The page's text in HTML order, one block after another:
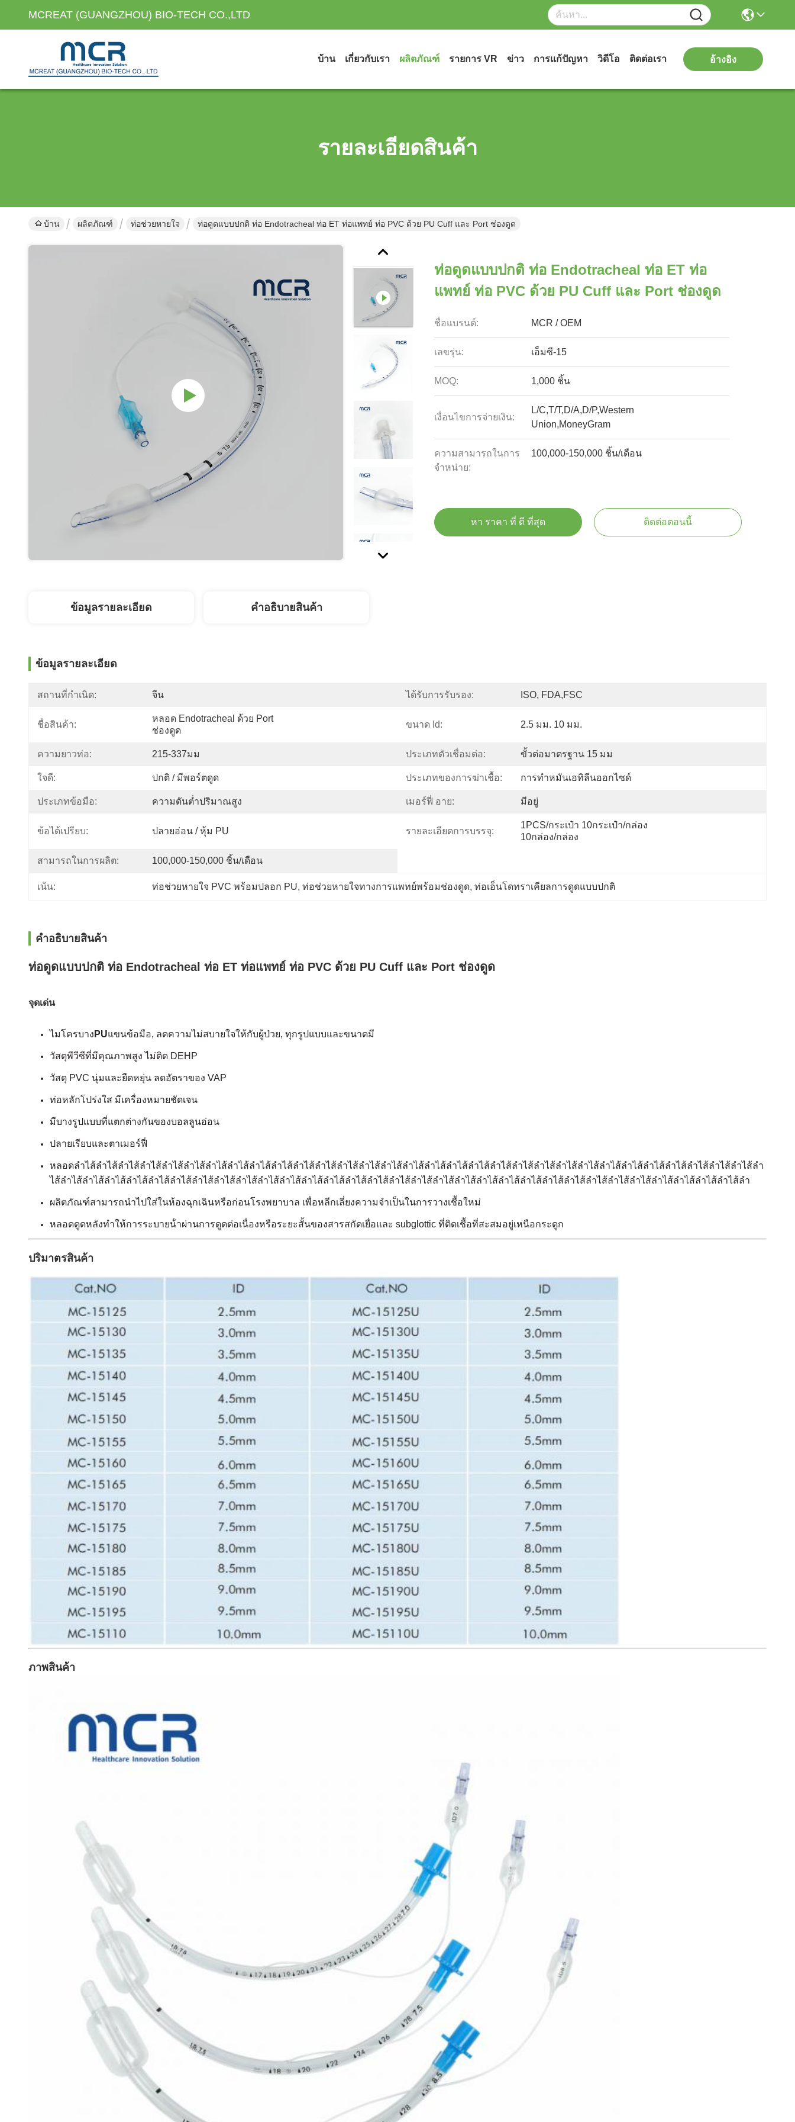
MCREAT (GUANGZHOU) BIO-TECH CO.,LTD
บ้าน เกี่ยวกับเรา ผลิตภัณฑ์ รายการ VR ข่าว การแก้ปัญหา วิดีโอ ติดต่อเรา อ้างอิง
รายละเอียดสินค้า
บ้าน ผลิตภัณฑ์ ท่อช่วยหายใจ ท่อดูดแบบปกติ ท่อ Endotracheal ท่อ ET ท่อแพทย์ ท่อ PVC ด้วย PU Cuff และ Port ช่องดูด
ท่อดูดแบบปกติ ท่อ Endotracheal ท่อ ET ท่อ
แพทย์ ท่อ PVC ด้วย PU Cuff และ Port ช่องดูด
ชื่อแบรนด์: MCR / OEM
เลขรุ่น: เอ็มซี-15
MOQ: 1,000 ชิ้น
เงื่อนไขการจ่ายเงิน:
L/C,T/T,D/A,D/P,Western
Union,MoneyGram
ความสามารถในการ
จําหน่าย:
100,000-150,000 ชิ้น/เดือน
หา ราคา ที่ ดี ที่สุด ติดต่อตอนนี้
ข้อมูลรายละเอียด คําอธิบายสินค้า
ข้อมูลรายละเอียด
สถานที่กำเนิด: จีน ได้รับการรับรอง: ISO, FDA,FSC
ชื่อสินค้า:
หลอด Endotracheal ด้วย Port
ช่องดูด
ขนาด Id: 2.5 มม. 10 มม.
ความยาวท่อ: 215-337มม ประเภทตัวเชื่อมต่อ: ขั้วต่อมาตรฐาน 15 มม
ใจดี: ปกติ / มีพอร์ตดูด ประเภทของการฆ่าเชื้อ: การทำหมันเอทิลีนออกไซด์
ประเภทข้อมือ: ความดันต่ำปริมาณสูง เมอร์ฟี่ อาย: มีอยู่
ข้อได้เปรียบ: ปลายอ่อน / หุ้ม PU รายละเอียดการบรรจุ:
1PCS/กระเป๋า 10กระเป๋า/กล่อง
10กล่อง/กล่อง
สามารถในการผลิต: 100,000-150,000 ชิ้น/เดือน
เน้น: ท่อช่วยหายใจ PVC พร้อมปลอก PU, ท่อช่วยหายใจทางการแพทย์พร้อมช่องดูด, ท่อเอ็นโดทราเคียลการดูดแบบปกติ
คําอธิบายสินค้า
ท่อดูดแบบปกติ ท่อ Endotracheal ท่อ ET ท่อแพทย์ ท่อ PVC ด้วย PU Cuff และ Port ช่องดูด
จุดเด่น
ไมโครบาง PUแขนข้อมือ, ลดความไม่สบายใจให้กับผู้ป่วย, ทุกรูปแบบและขนาดมี
วัสดุพีวีซีที่มีคุณภาพสูง ไม่ติด DEHP
วัสดุ PVC นุ่มและยืดหยุ่น ลดอัตราของ VAP
ท่อหลักโปร่งใส มีเครื่องหมายชัดเจน
มีบางรูปแบบที่แตกต่างกันของบอลลูนอ่อน
ปลายเรียบและตาเมอร์ฟี่
หลอดลําไส้ลําไส้ลําไส้ลําไส้ลําไส้ลําไส้ลําไส้ลําไส้ลําไส้ลําไส้ลําไส้ลําไส้ลําไส้ลําไส้ลําไส้ลําไส้ลําไส้ลําไส้ลําไส้ลําไส้ลําไส้ลําไส้ลําไส้ลําไส้ลําไส้ลําไส้ลําไส้ลําไส้ลําไส้ลําไส้ลําไส้ลํา
ไส้ลําไส้ลําไส้ลําไส้ลําไส้ลําไส้ลําไส้ลําไส้ลําไส้ลําไส้ลําไส้ลําไส้ลําไส้ลําไส้ลําไส้ลําไส้ลําไส้ลําไส้ลําไส้ลําไส้ลําไส้ลําไส้ลําไส้ลําไส้ลําไส้ลําไส้ลําไส้ลําไส้ลําไส้ลําไส้ลําไส้ลําไส้ลํา
ผลิตภัณฑ์สามารถนําไปใส่ในห้องฉุกเฉินหรือก่อนโรงพยาบาล เพื่อหลีกเลี่ยงความจําเป็นในการวางเชื้อใหม่
หลอดดูดหลังทําให้การระบายน้ําผ่านการดูดต่อเนื่องหรือระยะสั้นของสารสกัดเยื่อและ subglottic ที่ติดเชื้อที่สะสมอยู่เหนือกระดูก
ปริมาตรสินค้า
ภาพสินค้า